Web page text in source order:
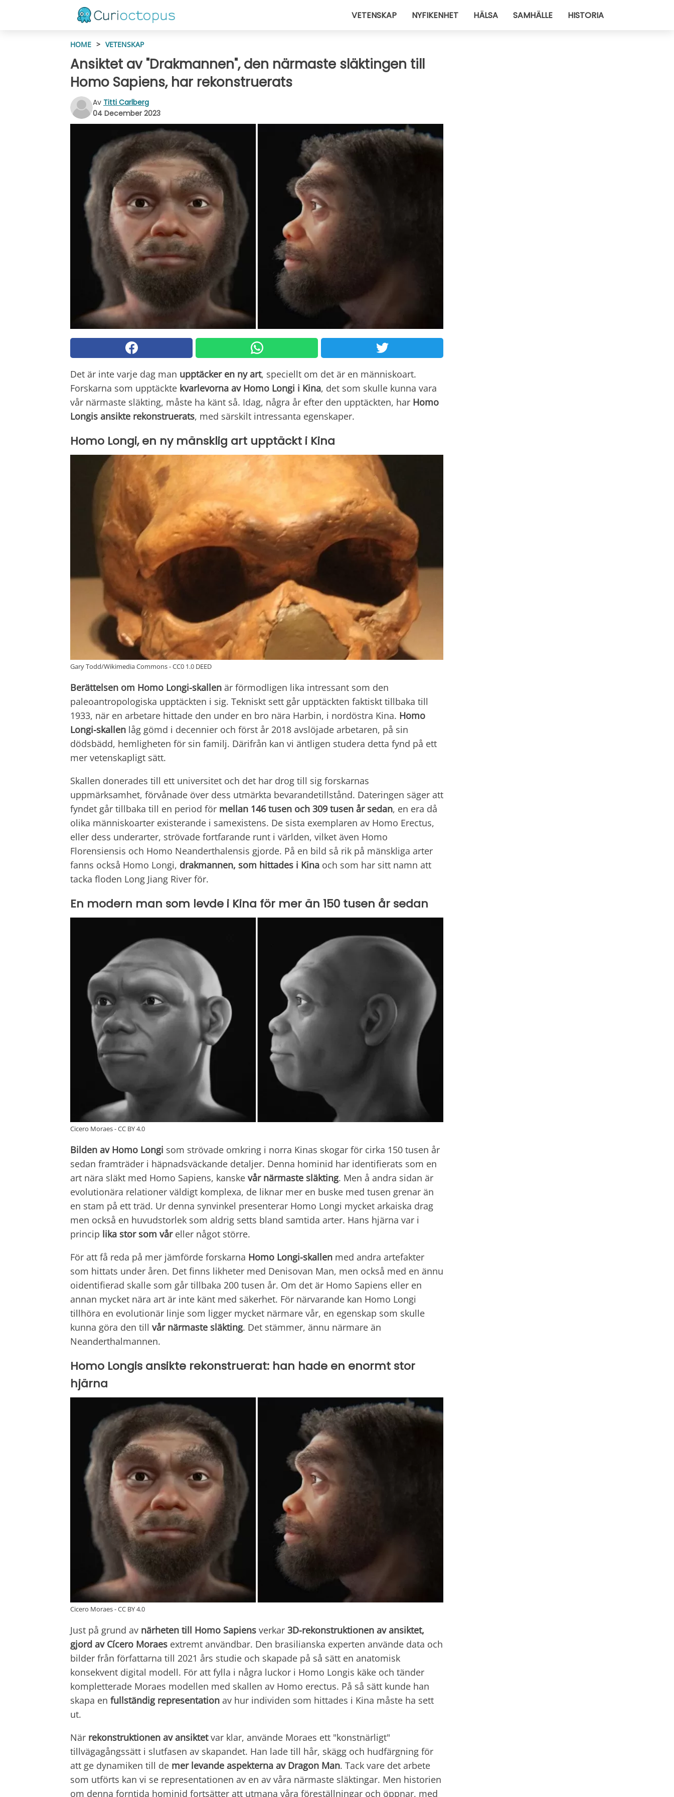
VETENSKAP NYFIKENHET HÄLSA SAMHÄLLE HISTORIA
HOME > VETENSKAP
Ansiktet av "Drakmannen", den närmaste släktingen till
Homo Sapiens, har rekonstruerats
Av Titti Carlberg
04 December 2023
Det är inte varje dag man upptäcker en ny art, speciellt om det är en människoart.
Forskarna som upptäckte kvarlevorna av Homo Longi i Kina, det som skulle kunna vara
vår närmaste släkting, måste ha känt så. Idag, några år efter den upptäckten, har Homo
Longis ansikte rekonstruerats, med särskilt intressanta egenskaper.
Homo Longi, en ny mänsklig art upptäckt i Kina
Gary Todd/Wikimedia Commons - CC0 1.0 DEED
Berättelsen om Homo Longi-skallen är förmodligen lika intressant som den
paleoantropologiska upptäckten i sig. Tekniskt sett går upptäckten faktiskt tillbaka till
1933, när en arbetare hittade den under en bro nära Harbin, i nordöstra Kina. Homo
Longi-skallen låg gömd i decennier och först år 2018 avslöjade arbetaren, på sin
dödsbädd, hemligheten för sin familj. Därifrån kan vi äntligen studera detta fynd på ett
mer vetenskapligt sätt.
Skallen donerades till ett universitet och det har drog till sig forskarnas
uppmärksamhet, förvånade över dess utmärkta bevarandetillstånd. Dateringen säger att
fyndet går tillbaka till en period för mellan 146 tusen och 309 tusen år sedan, en era då
olika människoarter existerande i samexistens. De sista exemplaren av Homo Erectus,
eller dess underarter, strövade fortfarande runt i världen, vilket även Homo
Florensiensis och Homo Neanderthalensis gjorde. På en bild så rik på mänskliga arter
fanns också Homo Longi, drakmannen, som hittades i Kina och som har sitt namn att
tacka floden Long Jiang River för.
En modern man som levde i Kina för mer än 150 tusen år sedan
Cicero Moraes - CC BY 4.0
Bilden av Homo Longi som strövade omkring i norra Kinas skogar för cirka 150 tusen år
sedan framträder i häpnadsväckande detaljer. Denna hominid har identifierats som en
art nära släkt med Homo Sapiens, kanske vår närmaste släkting. Men å andra sidan är
evolutionära relationer väldigt komplexa, de liknar mer en buske med tusen grenar än
en stam på ett träd. Ur denna synvinkel presenterar Homo Longi mycket arkaiska drag
men också en huvudstorlek som aldrig setts bland samtida arter. Hans hjärna var i
princip lika stor som våreller något större.
För att få reda på mer jämförde forskarna Homo Longi-skallen med andra artefakter
som hittats under åren. Det finns likheter med Denisovan Man, men också med en ännu
oidentifierad skalle som går tillbaka 200 tusen år. Om det är Homo Sapiens eller en
annan mycket nära art är inte känt med säkerhet. För närvarande kan Homo Longi
tillhöra en evolutionär linje som ligger mycket närmare vår, en egenskap som skulle
kunna göra den till vår närmaste släkting. Det stämmer, ännu närmare än
Neanderthalmannen.
Homo Longis ansikte rekonstruerat: han hade en enormt stor
hjärna
Cicero Moraes - CC BY 4.0
Just på grund av närheten till Homo Sapiens verkar 3D-rekonstruktionen av ansiktet,
gjord av Cícero Moraes extremt användbar. Den brasilianska experten använde data och
bilder från författarna till 2021 års studie och skapade på så sätt en anatomisk
konsekvent digital modell. För att fylla i några luckor i Homo Longis käke och tänder
kompletterade Moraes modellen med skallen av Homo erectus. På så sätt kunde han
skapa en fullständig representation av hur individen som hittades i Kina måste ha sett
ut.
När rekonstruktionen av ansiktetvar klar, använde Moraes ett "konstnärligt"
tillvägagångssätt i slutfasen av skapandet. Han lade till hår, skägg och hudfärgning för
att ge dynamiken till de mer levande aspekterna av Dragon Man. Tack vare det arbete
som utförts kan vi se representationen av en av våra närmaste släktingar. Men historien
om denna forntida hominid fortsätter att utmana våra föreställningar och öppnar, med